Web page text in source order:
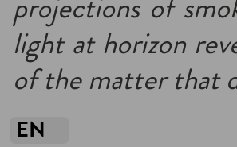
projections of
light at horizon
of the matter that
EN